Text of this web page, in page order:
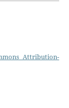
Attribution-